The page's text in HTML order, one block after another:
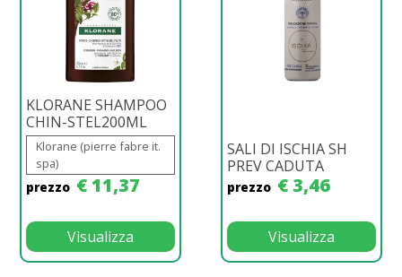
KLORANE SHAMPOO
CHIN-STEL200ML
Klorane (pierre fabre it.
spa)
prezzo € 11,37
Visualizza
SALI DI ISCHIA SH
PREV CADUTA
prezzo € 3,46
Visualizza